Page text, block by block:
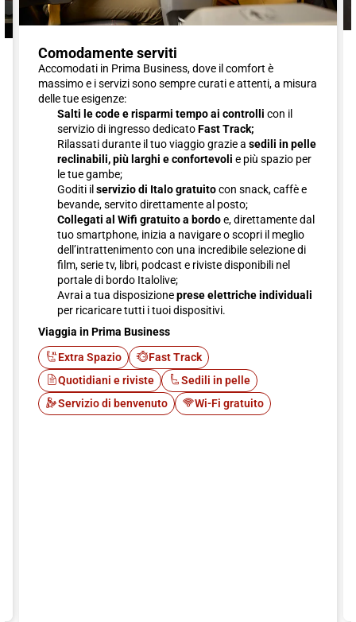
Comodamente serviti
Accomodati in Prima Business, dove il comfort è
massimo e i servizi sono sempre curati e attenti, a misura
delle tue esigenze:
Salti le code e risparmi tempo ai controlli con il
servizio di ingresso dedicatoFast Track;
Rilassati durante il tuo viaggio grazie a sedili in pelle
reclinabili, più larghi e confortevoli e più spazio per
le tue gambe;
Goditi il servizio di Italo gratuitocon snack, caffè e
bevande, servito direttamente al posto;
Collegati al Wifi gratuito a bordoe, direttamente dal
tuo smartphone, inizia a navigare o scopri il meglio
dell’intrattenimento con una incredibile selezione di
film, serie tv, libri, podcast e riviste disponibili nel
portale di bordo Italolive;
Avrai a tua disposizioneprese elettriche individuali
per ricaricare tutti i tuoi dispositivi.
Viaggia in Prima Business
Extra Spazio
Fast Track
Quotidiani e riviste
Sedili in pelle
Servizio di benvenuto
Wi-Fi gratuito